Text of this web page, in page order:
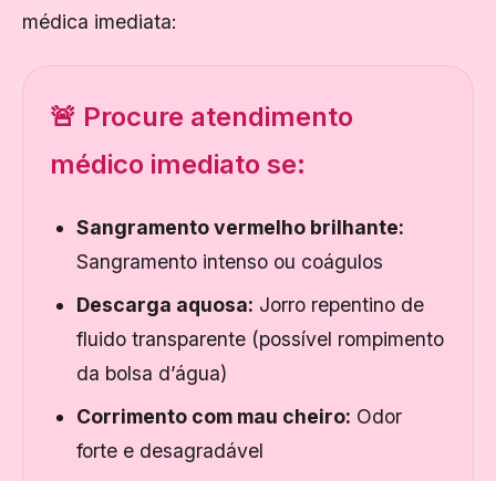
médica imediata:
🚨 Procure atendimento
médico imediato se:
Sangramento vermelho brilhante:
Sangramento intenso ou coágulos
Descarga aquosa: Jorro repentino de
fluido transparente (possível rompimento
da bolsa d’água)
Corrimento com mau cheiro: Odor
forte e desagradável